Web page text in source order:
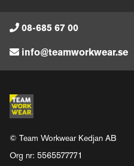
08-685 67 00
info@teamworkwear.se
© Team Workwear Kedjan AB
Org nr: 5565577771